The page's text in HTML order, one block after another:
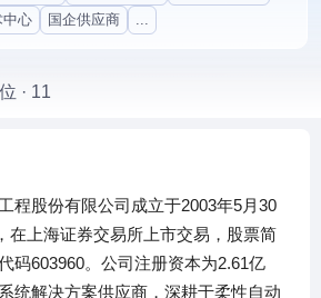
中心
国企供应商 ...
· 11
程股份有限公司成立于2003年5月30
在上海证券交易所上市交易，股票简
码603960。公司注册资本为2.61亿
统解决方案供应商，深耕于柔性自动